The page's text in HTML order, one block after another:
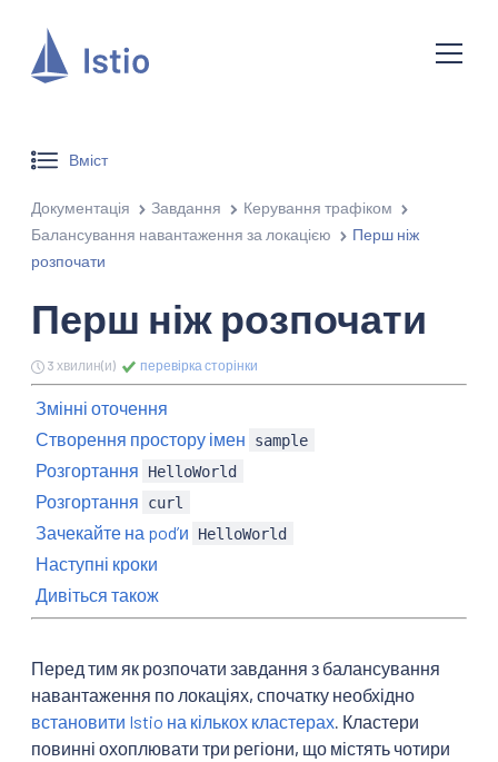
Вміст
Документація Завдання
Керування трафіком
Балансування навантаження за локацією
Перш ніж
розпочати
Перш ніж розпочати
3 хвилин(и) перевірка сторінки
Змінні оточення
Створення простору імен
sample
Розгортання HelloWorld
Розгортання curl
Зачекайте на podʼи HelloWorld
Наступні кроки
Дивіться також
Перед тим як розпочати завдання з балансування
навантаження по локаціях, спочатку необхідно
встановити Istio на кількох кластерах . Кластери
повинні охоплювати три регіони, що містять чотири